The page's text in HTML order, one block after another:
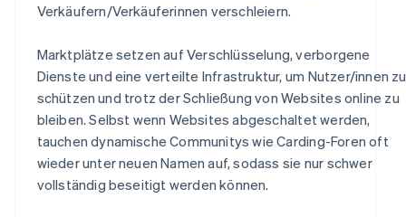
Verkäufern/Verkäuferinnen verschleiern.
Marktplätze setzen auf Verschlüsselung, verborgene
Dienste und eine verteilte Infrastruktur, um Nutzer/innen zu
schützen und trotz der Schließung von Websites online zu
bleiben. Selbst wenn Websites abgeschaltet werden,
tauchen dynamische Communitys wie Carding-Foren oft
wieder unter neuen Namen auf, sodass sie nur schwer
vollständig beseitigt werden können.